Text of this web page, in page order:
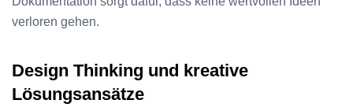
verloren gehen.
Design Thinking und kreative
Lösungsansätze